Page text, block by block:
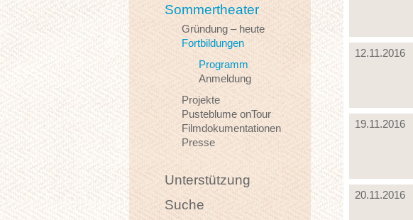
Sommertheater
Gründung – heute
Fortbildungen
Programm
Anmeldung
Projekte
Pusteblume onTour
Filmdokumentationen
Presse
Unterstützung
Suche
12.11.2016
19.11.2016
20.11.2016